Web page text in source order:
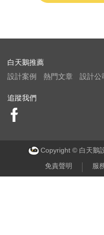
白天鵝推薦
設計案例
熱門文章 設計公
追蹤我們
Copyright © 白天鵝
免責聲明 服